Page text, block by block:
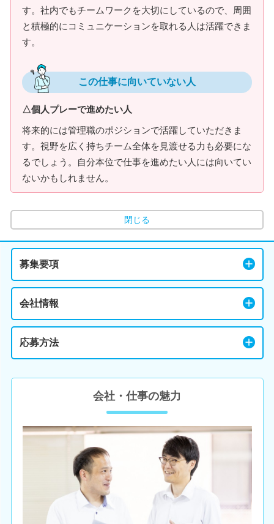
す。社内でもチームワークを大切にしているので、周囲
と積極的にコミュニケーションを取れる人は活躍できま
す。
この仕事に向いていない人
△個人プレーで進めたい人
将来的には管理職のポジションで活躍していただきま
す。視野を広く持ちチーム全体を見渡せる力も必要にな
るでしょう。自分本位で仕事を進めたい人には向いてい
ないかもしれません。
閉じる
募集要項
会社情報
応募方法
会社・仕事の魅力